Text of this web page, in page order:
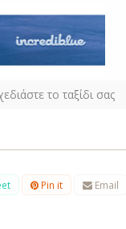
το ταξίδι σας
Pin it Email